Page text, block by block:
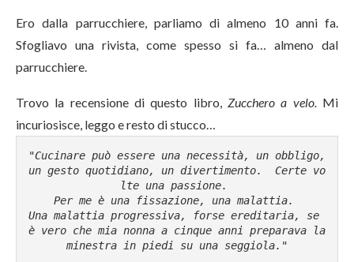
Ero dalla parrucchiere, parliamo di almeno 10 anni fa.
Sfogliavo una rivista, come spesso si fa… almeno dal
parrucchiere.
Trovo la recensione di questo libro, Zucchero a velo. Mi
incuriosisce, leggo e resto di stucco…
"Cucinare può essere una necessità, un obbligo,
un gesto quotidiano, un divertimento. Certe vo
lte una passione.
Per me è una fissazione, una malattia.
Una malattia progressiva, forse ereditaria, se
è vero che mia nonna a cinque anni preparava la
minestra in piedi su una seggiola."